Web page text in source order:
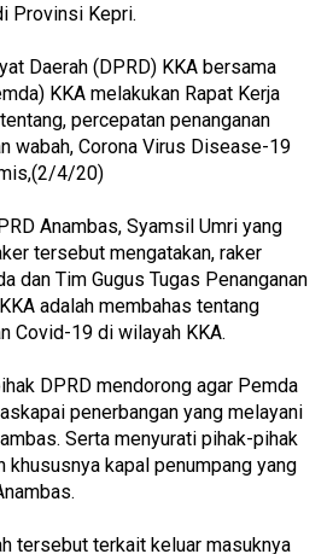
Provinsi Kepri.
Daerah (DPRD) KKA bersama
KKA melakukan Rapat Kerja
percepatan penanganan
wabah, Corona Virus Disease-19
4/20)
Anambas, Syamsil Umri yang
tersebut mengatakan, raker
dan Tim Gugus Tugas Penanganan
adalah membahas tentang
Covid-19 di wilayah KKA.
DPRD mendorong agar Pemda
penerbangan yang melayani
Serta menyurati pihak-pihak
khususnya kapal penumpang yang
tersebut terkait keluar masuknya